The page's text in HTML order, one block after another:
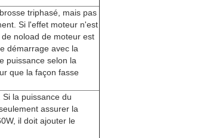
triphasé, mais pas
Si l'effet moteur n'est
noload de moteur est
démarrage avec la
puissance selon la
que la façon fasse
la puissance du
assurer la
il doit ajouter le